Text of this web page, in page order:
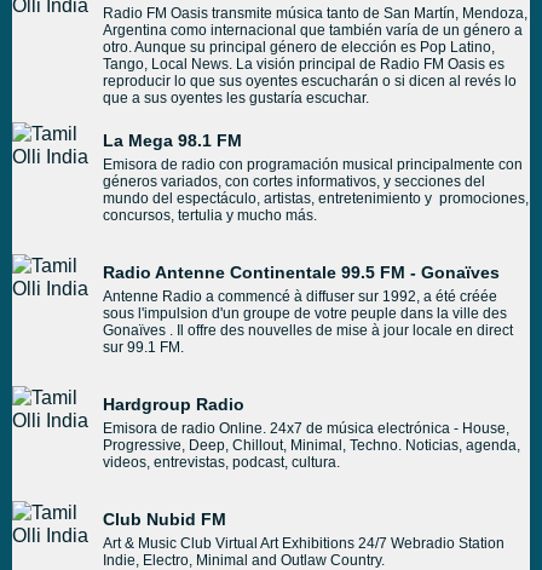
Radio FM Oasis transmite música tanto de San Martín, Mendoza,
Argentina como internacional que también varía de un género a
otro. Aunque su principal género de elección es Pop Latino,
Tango, Local News. La visión principal de Radio FM Oasis es
reproducir lo que sus oyentes escucharán o si dicen al revés lo
que a sus oyentes les gustaría escuchar.
La Mega 98.1 FM
Emisora de radio con programación musical principalmente con
géneros variados, con cortes informativos, y secciones del
mundo del espectáculo, artistas, entretenimiento y promociones,
concursos, tertulia y mucho más.
Radio Antenne Continentale 99.5 FM - Gonaïves
Antenne Radio a commencé à diffuser sur 1992, a été créée
sous l'impulsion d'un groupe de votre peuple dans la ville des
Gonaïves . Il offre des nouvelles de mise à jour locale en direct
sur 99.1 FM.
Hardgroup Radio
Emisora de radio Online. 24x7 de música electrónica - House,
Progressive, Deep, Chillout, Minimal, Techno. Noticias, agenda,
videos, entrevistas, podcast, cultura.
Club Nubid FM
Art & Music Club Virtual Art Exhibitions 24/7 Webradio Station
Indie, Electro, Minimal and Outlaw Country.